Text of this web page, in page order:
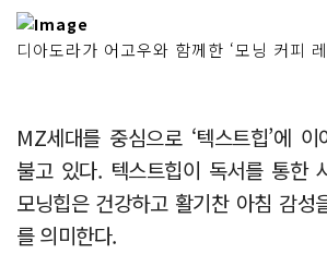
디아도라가 어고우와 함께한 ‘모닝 커피
MZ세대를 중심으로 ‘텍스트힙’에 이
불고 있다. 텍스트힙이 독서를 통한
모닝힙은 건강하고 활기찬 아침 감성
를 의미한다.